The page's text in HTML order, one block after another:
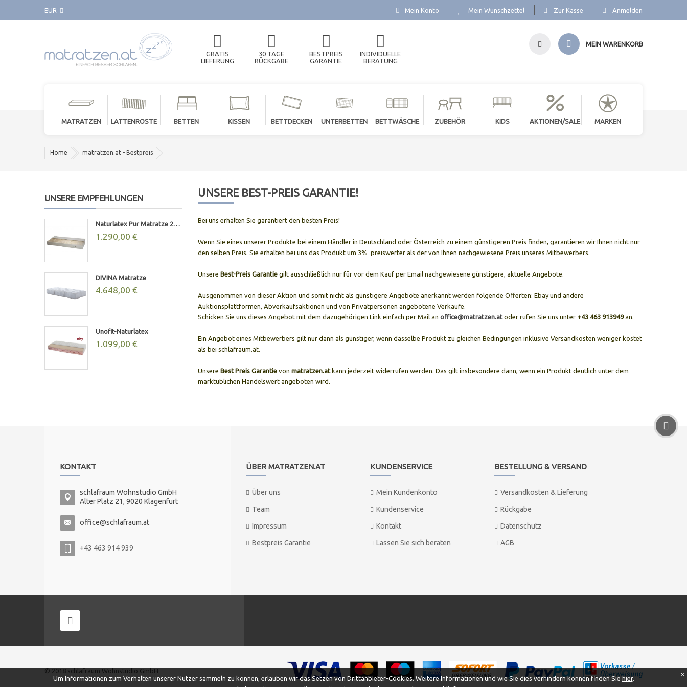
EUR Mein Konto Mein Wunschzettel Zur Kasse Anmelden
GRATIS
LIEFERUNG
30 TAGE
RÜCKGABE
BESTPREIS
GARANTIE
INDIVIDUELLE
BERATUNG
MEIN WARENKORB
MATRATZEN LATTENROSTE BETTEN KISSEN BETTDECKEN UNTERBETTEN BETTWÄSCHE ZUBEHÖR KIDS AKTIONEN/SALE MARKEN
Home matratzen.at - Bestpreis
UNSERE BEST-PREIS GARANTIE!
Bei uns erhalten Sie garantiert den besten Preis!
Wenn Sie eines unserer Produkte bei einem Händler in Deutschland oder Österreich zu einem günstigeren Preis finden, garantieren wir Ihnen nicht nur
den selben Preis. Sie erhalten bei uns das Produkt um 3% preiswerter als der von Ihnen nachgewiesene Preis unseres Mitbewerbers.
Unsere Best-Preis Garantie gilt ausschließlich nur für vor dem Kauf per Email nachgewiesene günstigere, aktuelle Angebote.
Ausgenommen von dieser Aktion und somit nicht als günstigere Angebote anerkannt werden folgende Offerten: Ebay und andere
Auktionsplattformen, Abverkaufsaktionen und von Privatpersonen angebotene Verkäufe.
Schicken Sie uns dieses Angebot mit dem dazugehörigen Link einfach per Mail an office@matratzen.atoder rufen Sie uns unter +43 463 913949an.
Ein Angebot eines Mitbewerbers gilt nur dann als günstiger, wenn dasselbe Produkt zu gleichen Bedingungen inklusive Versandkosten weniger kostet
als bei schlafraum.at.
Unsere Best Preis Garantie von matratzen.atkann jederzeit widerrufen werden. Das gilt insbesondere dann, wenn ein Produkt deutlich unter dem
marktüblichen Handelswert angeboten wird.
UNSERE EMPFEHLUNGEN
Naturlatex Pur Matratze 20cm
1.290,00 €
DIVINA Matratze
4.648,00 €
Unofit-Naturlatex
1.099,00 €
KONTAKT
schlafraum Wohnstudio GmbH
Alter Platz 21, 9020 Klagenfurt
office@schlafraum.at
+43 463 914 939
ÜBER MATRATZEN.AT
Über uns
Team
Impressum
Bestpreis Garantie
KUNDENSERVICE
Mein Kundenkonto
Kundenservice
Kontakt
Lassen Sie sich beraten
BESTELLUNG & VERSAND
Versandkosten & Lieferung
Rückgabe
Datenschutz
AGB
© 2018 schlafraum Wohnstudio GmbH
✕
Um Informationen zum Verhalten unserer Nutzer sammeln zu können, erlauben wir das Setzen von Drittanbieter-Cookies. Weitere Informationen und wie Sie dies verhindern können finden Siehier.